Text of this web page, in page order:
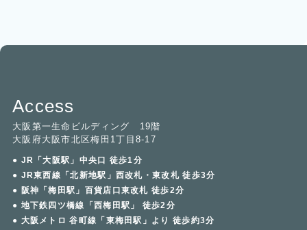
Access
大阪第一生命ビルディング 19階
大阪府大阪市北区梅田1丁目8-17
● JR「大阪駅」中央口 徒歩1分
● JR東西線「北新地駅」西改札・東改札 徒歩3分
● 阪神「梅田駅」百貨店口東改札 徒歩2分
● 地下鉄四ツ橋線「西梅田駅」 徒歩2分
● 大阪メトロ 谷町線「東梅田駅」より 徒歩約3分